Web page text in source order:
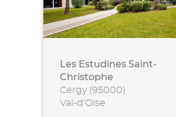
Les Estudines Saint-
Christophe
Cergy (95000)
Val-d'Oise